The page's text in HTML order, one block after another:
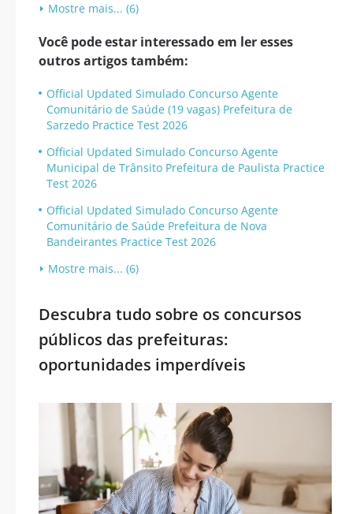
Mostre mais... (6)
Você pode estar interessado em ler esses
outros artigos também:
Official Updated Simulado Concurso Agente
Comunitário de Saúde (19 vagas) Prefeitura de
Sarzedo Practice Test 2026
Official Updated Simulado Concurso Agente
Municipal de Trânsito Prefeitura de Paulista Practice
Test 2026
Official Updated Simulado Concurso Agente
Comunitário de Saúde Prefeitura de Nova
Bandeirantes Practice Test 2026
Mostre mais... (6)
Descubra tudo sobre os concursos
públicos das prefeituras:
oportunidades imperdíveis